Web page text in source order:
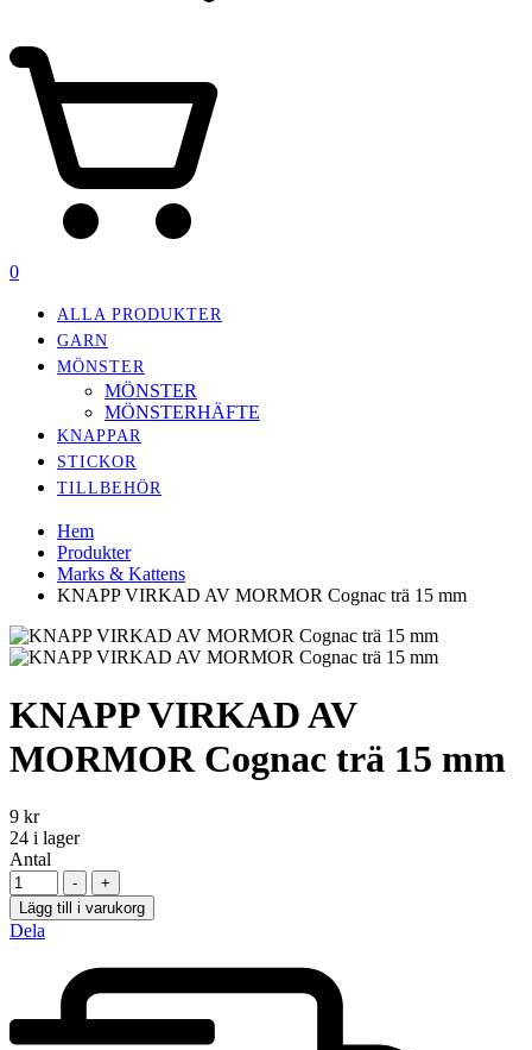
0
ALLA PRODUKTER
GARN
MÖNSTER
MÖNSTER
MÖNSTERHÄFTE
KNAPPAR
STICKOR
TILLBEHÖR
Hem
Produkter
Marks & Kattens
KNAPP VIRKAD AV MORMOR Cognac trä 15 mm
KNAPP VIRKAD AV
MORMOR Cognac trä 15 mm
9 kr
24 i lager
Antal
-
+
Lägg till i varukorg
Dela